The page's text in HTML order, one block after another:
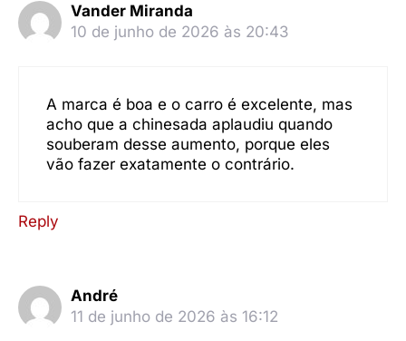
Vander Miranda
10 de junho de 2026 às 20:43
A marca é boa e o carro é excelente, mas
acho que a chinesada aplaudiu quando
souberam desse aumento, porque eles
vão fazer exatamente o contrário.
Reply
André
11 de junho de 2026 às 16:12